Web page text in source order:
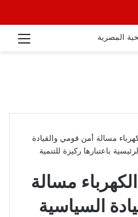
مسالة أمن قومي والقيادة
باعتبارها ركيزة للتنمية
مسالة
السياسية